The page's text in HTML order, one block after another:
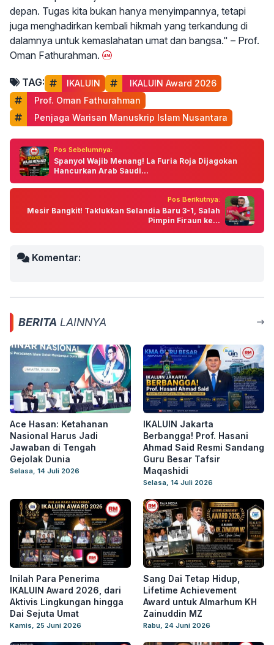
depan. Tugas kita bukan hanya menyimpannya, tetapi
juga menghadirkan kembali hikmah yang terkandung di
dalamnya untuk kemaslahatan umat dan bangsa." – Prof.
Oman Fathurahman.
TAG: IKALUIN
IKALUIN Award 2026
Prof. Oman Fathurahman
Penjaga Warisan Manuskrip Islam Nusantara
Pos Sebelumnya:
Spanyol Wajib Menang! La Furia Roja Dijagokan
Hancurkan Arab Saudi...
Pos Berikutnya:
Mesir Bangkit! Taklukkan Selandia Baru 3-1, Salah
Pimpin Firaun ke...
Komentar:
BERITA LAINNYA
Ace Hasan: Ketahanan
Nasional Harus Jadi
Jawaban di Tengah
Gejolak Dunia
Selasa, 14 Juli 2026
IKALUIN Jakarta
Berbangga! Prof. Hasani
Ahmad Said Resmi Sandang
Guru Besar Tafsir
Maqashidi
Selasa, 14 Juli 2026
Inilah Para Penerima
IKALUIN Award 2026, dari
Aktivis Lingkungan hingga
Dai Sejuta Umat
Kamis, 25 Juni 2026
Sang Dai Tetap Hidup,
Lifetime Achievement
Award untuk Almarhum KH
Zainuddin MZ
Rabu, 24 Juni 2026